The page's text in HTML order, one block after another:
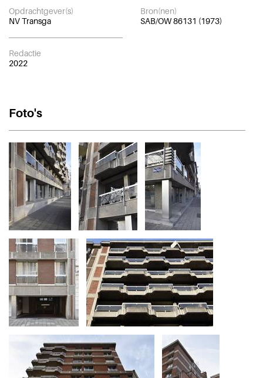
Opdrachtgever(s)
NV Transga
Bron(nen)
SAB/OW 86131 (1973)
Redactie
2022
Foto's